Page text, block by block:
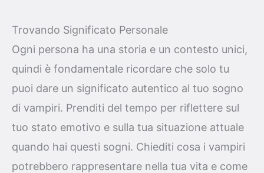
Trovando Significato Personale
Ogni persona ha una storia e un contesto unici,
quindi è fondamentale ricordare che solo tu
puoi dare un significato autentico al tuo sogno
di vampiri. Prenditi del tempo per riflettere sul
tuo stato emotivo e sulla tua situazione attuale
quando hai questi sogni. Chiediti cosa i vampiri
potrebbero rappresentare nella tua vita e come